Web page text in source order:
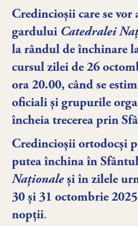
Credincioșii care se
gardului Catedralei
la rândul de închinare
cursul zilei de 26
ora 20.00, când se
oficiali și grupurile
încheia trecerea prin
Credincioșii ortodocși
putea închina în
Naționaleși în zilele
30 și 31 octombrie
nopții.